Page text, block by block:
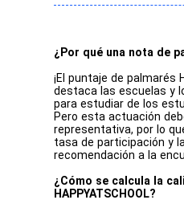
¿Por qué una nota de
¡El puntaje de palmarés
destaca las escuelas y
para estudiar de los
Pero esta actuación
representativa, por lo
tasa de participación y
recomendación a la
¿Cómo se calcula la
HAPPYATSCHOOL?